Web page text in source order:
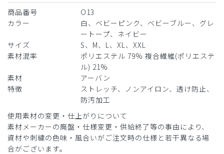
商品番号
O13
カラー
白、ベビーピンク、ベビーブルー、グレ
ートープ、ネイビー
サイズ
S、M、L、XL、XXL
素材混率
ポリエステル 79% 複合繊維(ポリエステ
ル) 21%
素材
アーバン
特徴
ストレッチ、ノンアイロン、透け防止、
防汚加工
使用素材の変更・仕上がりについて
素材メーカーの廃盤・仕様変更・供給終了等の事由により、
資材や刺繍の色味・風合いがご注文時の仕様と若干異なる場
合がございます。